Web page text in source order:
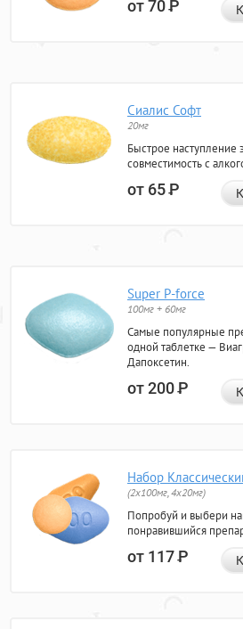
от 70Р
Сиалис Софт
20мг
Быстрое наступление
совместимость с
от 65Р
Super P-force
100мг + 60мг
Самые популярные
одной таблетке —
Дапоксетин.
от 200Р
Набор
(2x100мг, 4x20мг)
Попробуй и выбери
понравившийся
от 117Р